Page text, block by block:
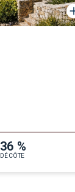
36 %
DÉCÔTE